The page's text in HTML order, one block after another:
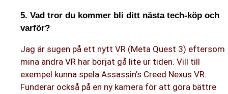
5. Vad tror du kommer bli ditt nästa tech-köp och
varför?
Jag är sugen på ett nytt VR (Meta Quest 3) eftersom
mina andra VR har börjat gå lite ur tiden. Vill till
exempel kunna spela Assassin’s Creed Nexus VR.
Funderar också på en ny kamera för att göra bättre